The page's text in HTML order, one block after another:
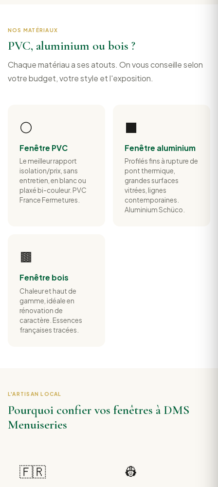
NOS MATÉRIAUX
PVC, aluminium ou bois ?
Chaque matériau a ses atouts. On vous conseille selon
votre budget, votre style et l'exposition.
⚪
Fenêtre PVC
Le meilleur rapport
isolation/prix, sans
entretien, en blanc ou
plaxé bi-couleur. PVC
France Fermetures.
⬛
Fenêtre aluminium
Profilés fins à rupture de
pont thermique,
grandes surfaces
vitrées, lignes
contemporaines.
Aluminium Schüco.
🟫
Fenêtre bois
Chaleur et haut de
gamme, idéale en
rénovation de
caractère. Essences
françaises tracées.
L'ARTISAN LOCAL
Pourquoi confier vos fenêtres à DMS
Menuiseries
🇫🇷 👷